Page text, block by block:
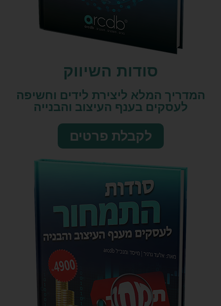
סודות השיווק​
המדריך המלא ליצירת לידים וחשיפה
לעסקים בענף העיצוב והבנייה
לקבלת פרטים